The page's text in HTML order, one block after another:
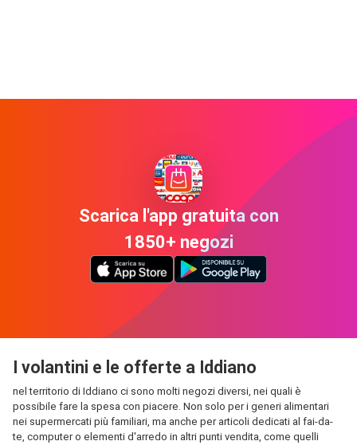
Scarica l'app gratuita con
1850+ negozi
I volantini e le offerte a Iddiano
nel territorio di Iddiano ci sono molti negozi diversi, nei quali è
possibile fare la spesa con piacere. Non solo per i generi alimentari
nei supermercati più familiari, ma anche per articoli dedicati al fai-da-
te, computer o elementi d'arredo in altri punti vendita, come quelli